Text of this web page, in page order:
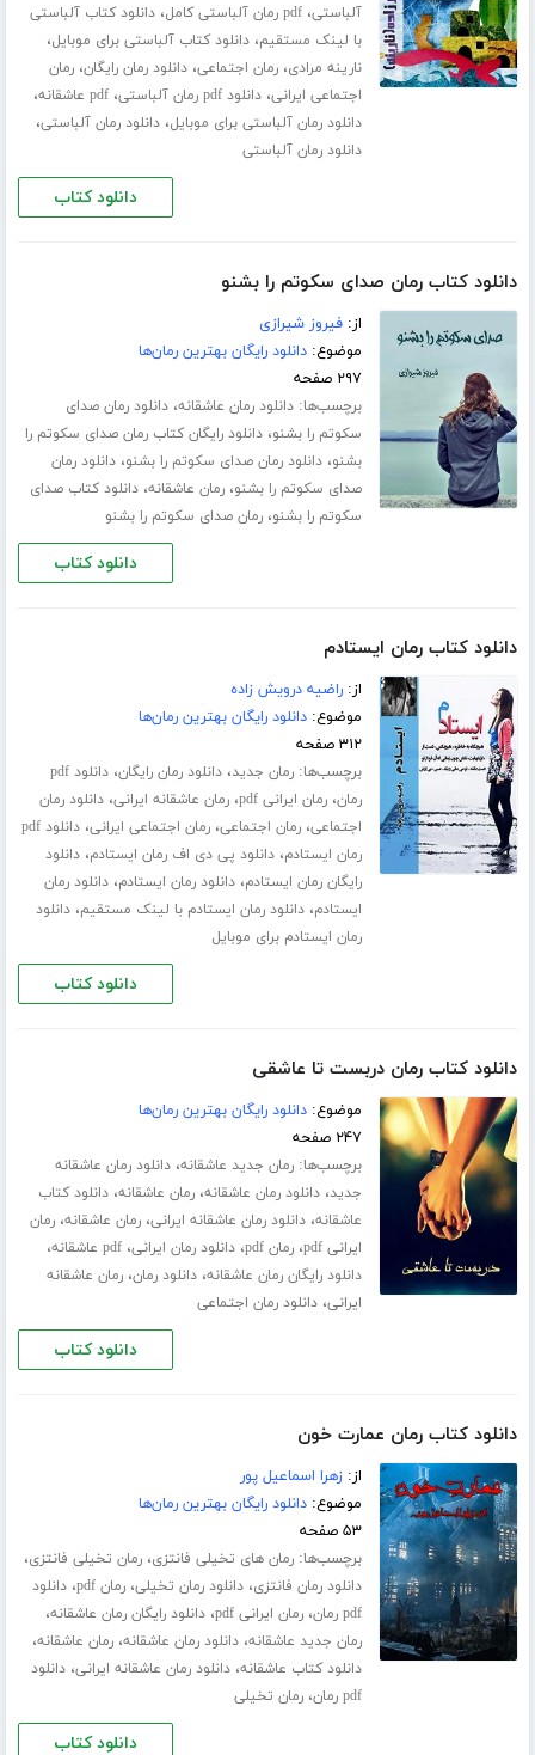
آلباستی،pdf رمان آلباستی کامل ،دانلود کتاب آلباستی
با لینک مستقیم،دانلود کتاب آلباستی برای موبایل،
نارینه مرادی،رمان اجتماعی،دانلود رمان رایگان،رمان
اجتماعی ایرانی،دانلود pdf رمان آلباستی ،pdf عاشقانه ،
دانلود رمان آلباستی برای موبایل،دانلود رمان آلباستی،
دانلود رمان آلباستی
دانلود کتاب
دانلود کتاب رمان صدای سکوتم را بشنو
از:فیروز شیرازی
موضوع:دانلود رایگان بهترین رمان‌ها
۲۹۷ صفحه
برچسب‌ها:دانلود رمان عاشقانه،دانلود رمان صدای
سکوتم را بشنو،دانلود رایگان کتاب رمان صدای سکوتم را
بشنو،دانلود رمان صدای سکوتم را بشنو،دانلود رمان
صدای سکوتم را بشنو،رمان عاشقانه،دانلود کتاب صدای
سکوتم را بشنو،رمان صدای سکوتم را بشنو
دانلود کتاب
دانلود کتاب رمان ایستادم
از:راضیه درویش زاده
موضوع:دانلود رایگان بهترین رمان‌ها
۳۱۲ صفحه
برچسب‌ها:رمان جدید،دانلود رمان رایگان،
دانلود pdf
رمان،رمان ایرانی pdf ،رمان عاشقانه ایرانی،دانلود رمان
اجتماعی،رمان اجتماعی،رمان اجتماعی ایرانی،
دانلود pdf
رمان ایستادم،دانلود پی دی اف رمان ایستادم،دانلود
رایگان رمان ایستادم،دانلود رمان ایستادم،دانلود رمان
ایستادم،دانلود رمان ایستادم با لینک مستقیم،دانلود
رمان ایستادم برای موبایل
دانلود کتاب
دانلود کتاب رمان دربست تا عاشقی
موضوع:دانلود رایگان بهترین رمان‌ها
۲۴۷ صفحه
برچسب‌ها:رمان جدید عاشقانه،دانلود رمان عاشقانه
جدید،دانلود رمان عاشقانه،رمان عاشقانه،دانلود کتاب
عاشقانه،دانلود رمان عاشقانه ایرانی،رمان عاشقانه،رمان
ایرانی pdf
،رمان pdf ،دانلود رمان ایرانی،pdf عاشقانه ،
دانلود رایگان رمان عاشقانه،دانلود رمان،رمان عاشقانه
ایرانی،دانلود رمان اجتماعی
دانلود کتاب
دانلود کتاب رمان عمارت خون
از:زهرا اسماعیل پور
موضوع:دانلود رایگان بهترین رمان‌ها
۵۳ صفحه
برچسب‌ها:رمان های تخیلی فانتزی،رمان تخیلی فانتزی،
دانلود رمان فانتزی،دانلود رمان تخیلی،رمان pdf ،دانلود
pdf رمان
،رمان ایرانی pdf ،دانلود رایگان رمان عاشقانه،
رمان جدید عاشقانه،دانلود رمان عاشقانه،رمان عاشقانه،
دانلود کتاب عاشقانه،دانلود رمان عاشقانه ایرانی،دانلود
pdf رمان
،رمان تخیلی
دانلود کتاب